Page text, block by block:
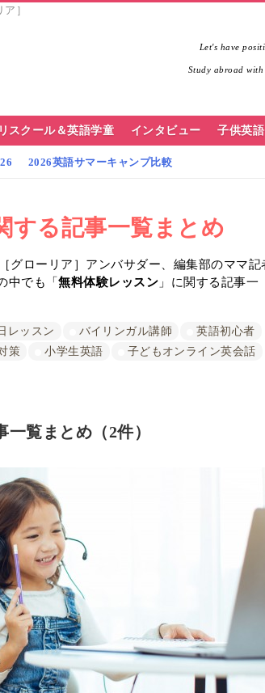
］
Let's have
Study abroad
スクール＆英語学童 インタビュー 子供英
2026英語サマーキャンプ比較
する記事一覧まとめ
グローリア］アンバサダー、編集部のママ記
中でも「無料体験レッスン 」に関する記事一
レッスン バイリンガル講師
英語初心者
策 小学生英語
子どもオンライン英会話
一覧まとめ（2件）